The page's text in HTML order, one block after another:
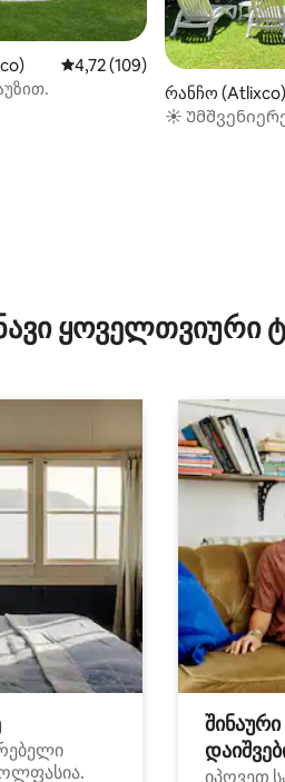
მიმოხილვა
საშუალო შეფასებაა 5‑დან
4,72 (109)
რანჩო (Atlixco)
☀️
ყოველთვიური
იპოვეთ